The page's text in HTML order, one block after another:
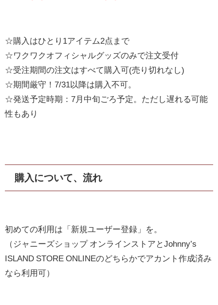
☆購入はひとり1アイテム2点まで
☆ワクワクオフィシャルグッズのみで注文受付
☆受注期間の注文はすべて購入可(売り切れなし)
☆期間厳守！7/31以降は購入不可。
☆発送予定時期：7月中旬ごろ予定。ただし遅れる可能
性もあり
購入について、流れ
初めての利用は「新規ユーザー登録」を。
（ジャニーズショップ オンラインストアとJohnny’s
ISLAND STORE ONLINEのどちらかでアカント作成済み
なら利用可）